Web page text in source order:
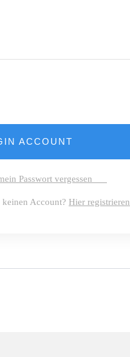
ACCOUNT
Passwort vergessen
keinen Account? Hier registrieren